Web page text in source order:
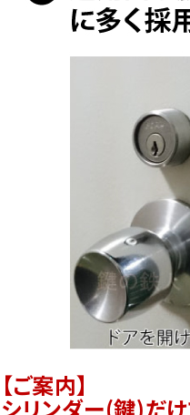
【ご案内】
シリンダー(鍵)だ